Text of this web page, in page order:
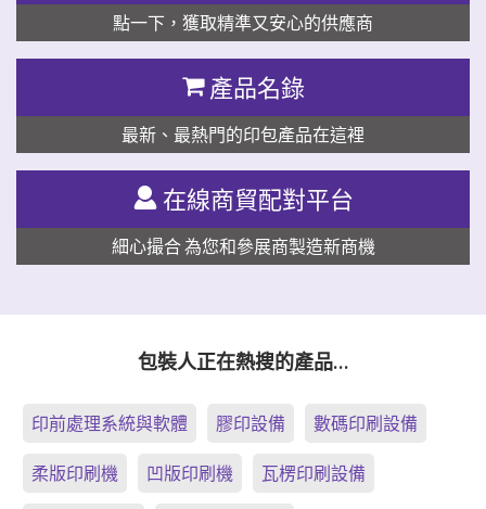
點一下，獲取精準又安心的供應商
產品名錄
最新、最熱門的印包產品在這裡
在線商貿配對平台
細心撮合 為您和參展商製造新商機
包裝人正在熱搜的產品…
印前處理系統與軟體 膠印設備 數碼印刷設備
柔版印刷機 凹版印刷機 瓦楞印刷設備